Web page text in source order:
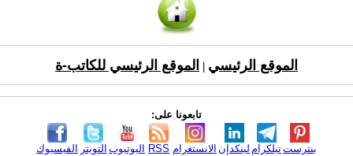
الموقع الرئيسي الموقع الرئيسي للكاتب-ة
تابعونا على:
الفيسبوك التويتر اليوتيوب RSS الانستغرام لينكدإن تيلكرامبنترست